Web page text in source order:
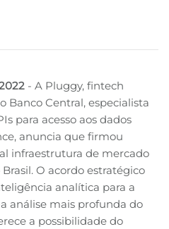
- A Pluggy, fintech
Banco Central, especialista
para acesso aos dados
anuncia que firmou
infraestrutura de mercado
O acordo estratégico
analítica para a
análise mais profunda do
a possibilidade do